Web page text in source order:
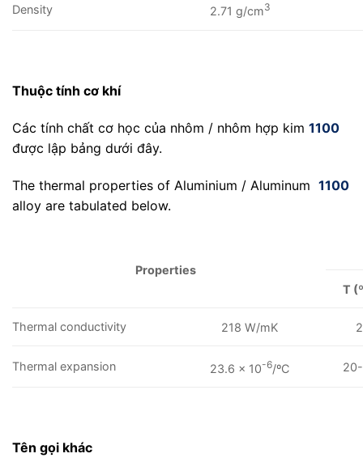
Density 2.71 g/cm3
Thuộc tính cơ khí
Các tính chất cơ học của nhôm / nhôm hợp kim 1100
được lập bảng dưới đây.
The thermal properties of Aluminium / Aluminum 1100
alloy are tabulated below.
Properties
T
Thermal conductivity 218 W/mK
Thermal expansion 23.6 x 10-6/ºC
Tên gọi khác